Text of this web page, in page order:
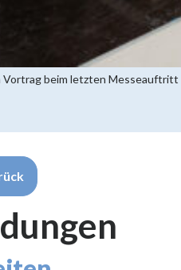
Vortrag beim letzten